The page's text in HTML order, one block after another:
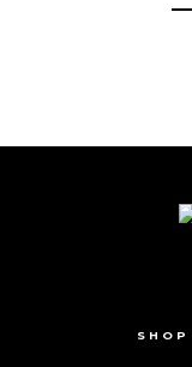
SHOP